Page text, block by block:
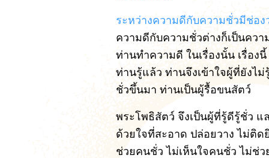
ระหว่างความดีกับความชั่วมีช่อง
ความดีกับความชั่วต่างก็เป็นควา
ท่านทำความดี ในเรื่องนั้น เรื่อง
ท่านรู้แล้ว ท่านจึงเข้าใจผู้ที่ยังไ
ชั่วขึ้นมา ท่านเป็นผู้รื้อขนสัตว์
พระโพธิสัตว์ จึงเป็นผู้ที่รู้ดีรู้ชั่ว
ด้วยใจที่สะอาด ปล่อยวาง ไม่ติด
ช่วยคนชั่ว ไม่เห็นใจคนชั่ว ไม่ช่